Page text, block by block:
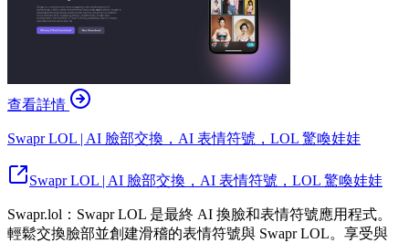
查看詳情
Swapr LOL | AI 臉部交換，AI 表情符號，LOL 驚喚娃娃
Swapr LOL | AI 臉部交換，AI 表情符號，LOL 驚喚娃娃
Swapr.lol：Swapr LOL 是最終 AI 換臉和表情符號應用程式。
輕鬆交換臉部並創建滑稽的表情符號與 Swapr LOL。享受與